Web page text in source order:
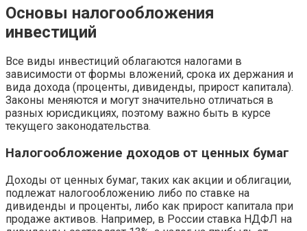
Основы налогообложения
инвестиций
Все виды инвестиций облагаются налогами в
зависимости от формы вложений, срока их держания и
вида дохода (проценты, дивиденды, прирост капитала).
Законы меняются и могут значительно отличаться в
разных юрисдикциях, поэтому важно быть в курсе
текущего законодательства.
Налогообложение доходов от ценных бумаг
Доходы от ценных бумаг, таких как акции и облигации,
подлежат налогообложению либо по ставке на
дивиденды и проценты, либо как прирост капитала при
продаже активов. Например, в России ставка НДФЛ на